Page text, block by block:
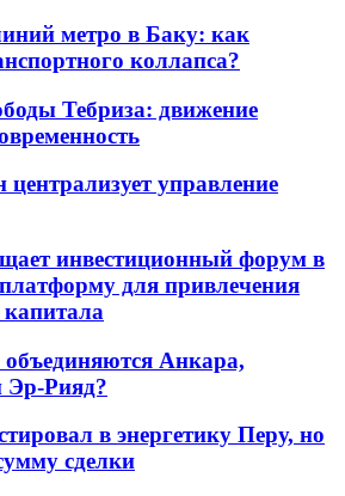
метро в Баку: как
коллапса?
Тебриза: движение
управление
инвестиционный форум в
для привлечения
Анкара,
Эр-Рияд?
в энергетику Перу, но
сделки